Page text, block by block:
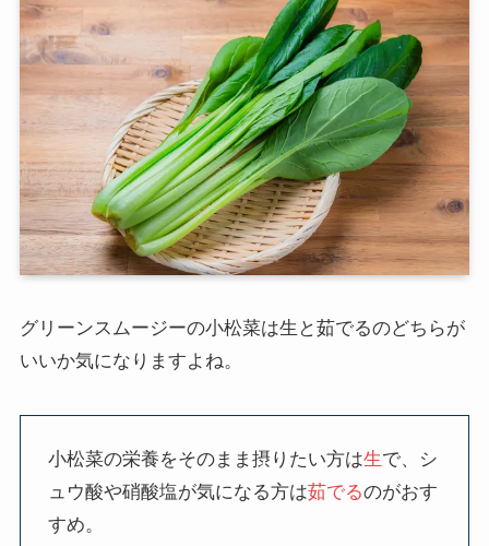
グリーンスムージーの小松菜は生と茹でるのどちらが
いいか気になりますよね。
小松菜の栄養をそのまま摂りたい方は生で、シ
ュウ酸や硝酸塩が気になる方は茹でるのがおす
すめ。